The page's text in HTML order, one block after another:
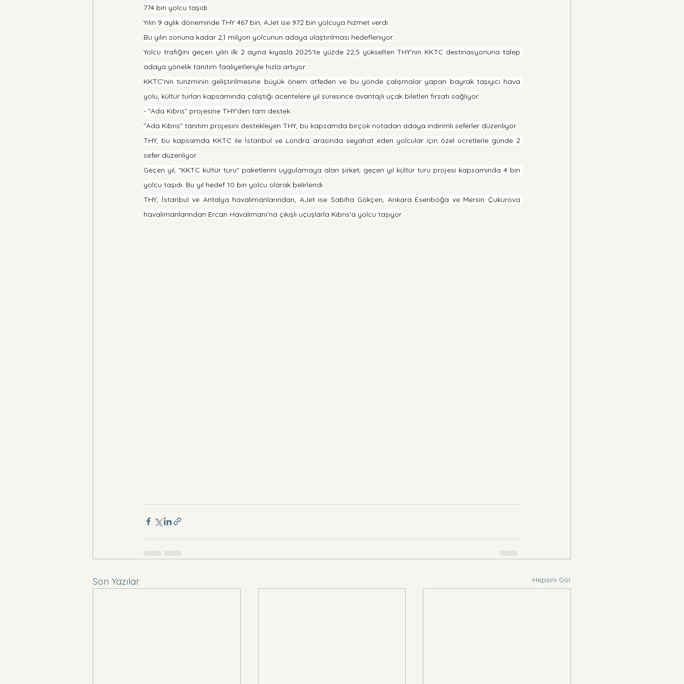
774 bin yolcu taşıdı.
Yılın 9 aylık döneminde THY 467 bin, AJet ise 972 bin yolcuya hizmet verdi.
Bu yılın sonuna kadar 2,1 milyon yolcunun adaya ulaştırılması hedefleniyor.
Yolcu trafiğini geçen yılın ilk 2 ayına kıyasla 2025'te yüzde 22,5 yükselten THY'nin KKTC destinasyonuna talep
adaya yönelik tanıtım faaliyetleriyle hızla artıyor.
KKTC'nin turizminin geliştirilmesine büyük önem atfeden ve bu yönde çalışmalar yapan bayrak taşıyıcı hava
yolu, kültür turları kapsamında çalıştığı acentelere yıl süresince avantajlı uçak biletleri fırsatı sağlıyor.
- "Ada Kıbrıs" projesine THY'den tam destek
"Ada Kıbrıs" tanıtım projesini destekleyen THY, bu kapsamda birçok notadan adaya indirimli seferler düzenliyor.
THY, bu kapsamda KKTC ile İstanbul ve Londra arasında seyahat eden yolcular için özel ücretlerle günde 2
sefer düzenliyor.
Geçen yıl, "KKTC kültür turu" paketlerini uygulamaya alan şirket, geçen yıl kültür turu projesi kapsamında 4 bin
yolcu taşıdı. Bu yıl hedef 10 bin yolcu olarak belirlendi.
THY, İstanbul ve Antalya havalimanlarından, AJet ise Sabiha Gökçen, Ankara Esenboğa ve Mersin Çukurova
havalimanlarından Ercan Havalimanı'na çıkışlı uçuşlarla Kıbrıs'a yolcu taşıyor.
Son Yazılar Hepsini Gör